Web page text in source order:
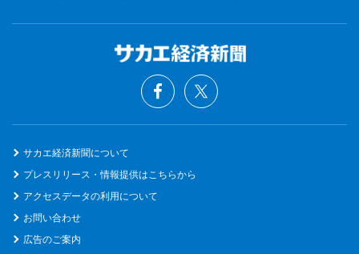
サカエ経済新聞について
プレスリリース・情報提供はこちらから
アクセスデータの利用について
お問い合わせ
広告のご案内